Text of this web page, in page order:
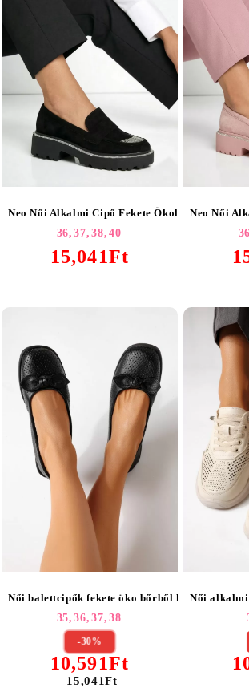
Neo Női Alkalmi Cipő Fekete Ökológiai Bőrből
36, 37, 38, 40
15,041Ft
Neo Női
Női balettcipők fekete öko bőrből készült
35, 36, 37, 38
-30%
10,591Ft
15,041Ft